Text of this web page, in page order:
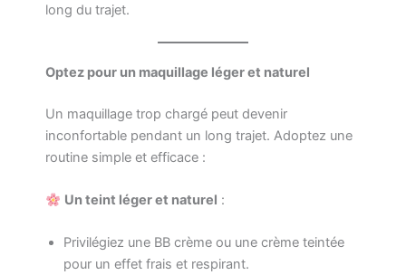
long du trajet.
Optez pour un maquillage léger et naturel
Un maquillage trop chargé peut devenir
inconfortable pendant un long trajet. Adoptez une
routine simple et efficace :
Un teint léger et naturel :
Privilégiez une BB crème ou une crème teintée
pour un effet frais et respirant.